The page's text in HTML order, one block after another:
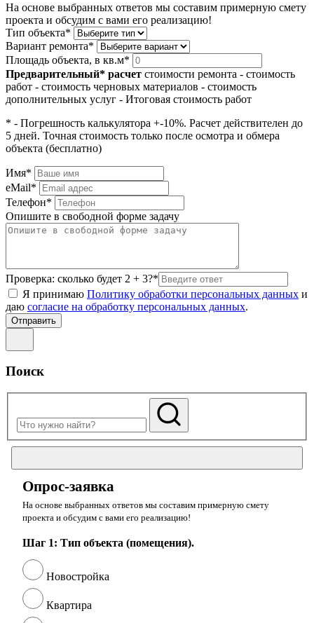
На основе выбранных ответов мы составим примерную смету
проекта и обсудим с вами его реализацию!
Тип объекта*
Вариант ремонта*
Площадь объекта, в кв.м*
Предварительный* расчет стоимости ремонта - стоимость
работ - стоимость черновых материалов - стоимость
дополнительных услуг - Итоговая стоимость работ
* - Погрешность калькулятора +-10%. Расчет действителен до
5 дней. Точная стоимость только после осмотра и обмера
объекта (бесплатно)
Имя*
eMail*
Телефон*
Опишите в свободной форме задачу
Проверка: сколько будет 2 + 3?*
Я принимаю Политику обработки персональных данных и
даю согласие на обработку персональных данных.
Поиск
Опрос-заявка
На основе выбранных ответов мы составим примерную смету
проекта и обсудим с вами его реализацию!
Шаг 1: Тип объекта (помещения).
Новостройка
Квартира